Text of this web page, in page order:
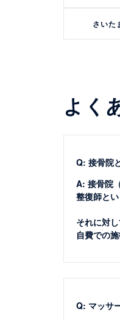
さいた
よく
Q: 接骨院
A: 接骨院
整復師と
それに対
自費での
Q: マッサ